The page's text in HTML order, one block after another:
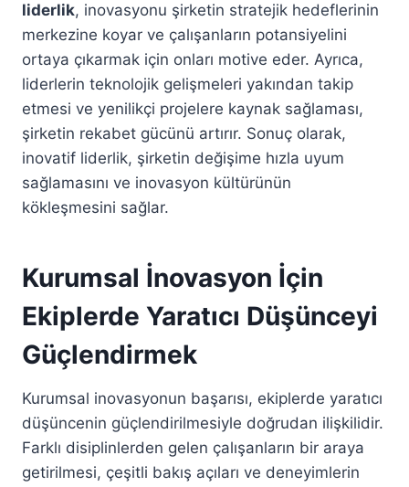
liderlik, inovasyonu şirketin stratejik hedeflerinin
merkezine koyar ve çalışanların potansiyelini
ortaya çıkarmak için onları motive eder. Ayrıca,
liderlerin teknolojik gelişmeleri yakından takip
etmesi ve yenilikçi projelere kaynak sağlaması,
şirketin rekabet gücünü artırır. Sonuç olarak,
inovatif liderlik, şirketin değişime hızla uyum
sağlamasını ve inovasyon kültürünün
kökleşmesini sağlar.
Kurumsal İnovasyon İçin
Ekiplerde Yaratıcı Düşünceyi
Güçlendirmek
Kurumsal inovasyonun başarısı, ekiplerde yaratıcı
düşüncenin güçlendirilmesiyle doğrudan ilişkilidir.
Farklı disiplinlerden gelen çalışanların bir araya
getirilmesi, çeşitli bakış açıları ve deneyimlerin